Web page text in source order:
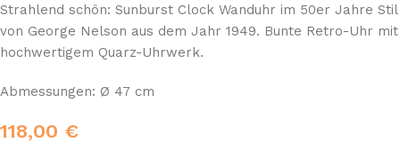
Strahlend schön: Sunburst Clock Wanduhr im 50er Jahre Stil
von George Nelson aus dem Jahr 1949. Bunte Retro-Uhr mit
hochwertigem Quarz-Uhrwerk.
Abmessungen: Ø 47 cm
118,00 €